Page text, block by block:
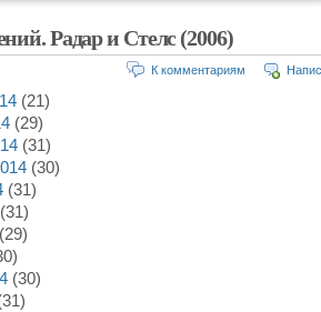
Радар и Стелс (2006)
К комментариям
(21)
(29)
(31)
(30)
(31)
(31)
(29)
(30)